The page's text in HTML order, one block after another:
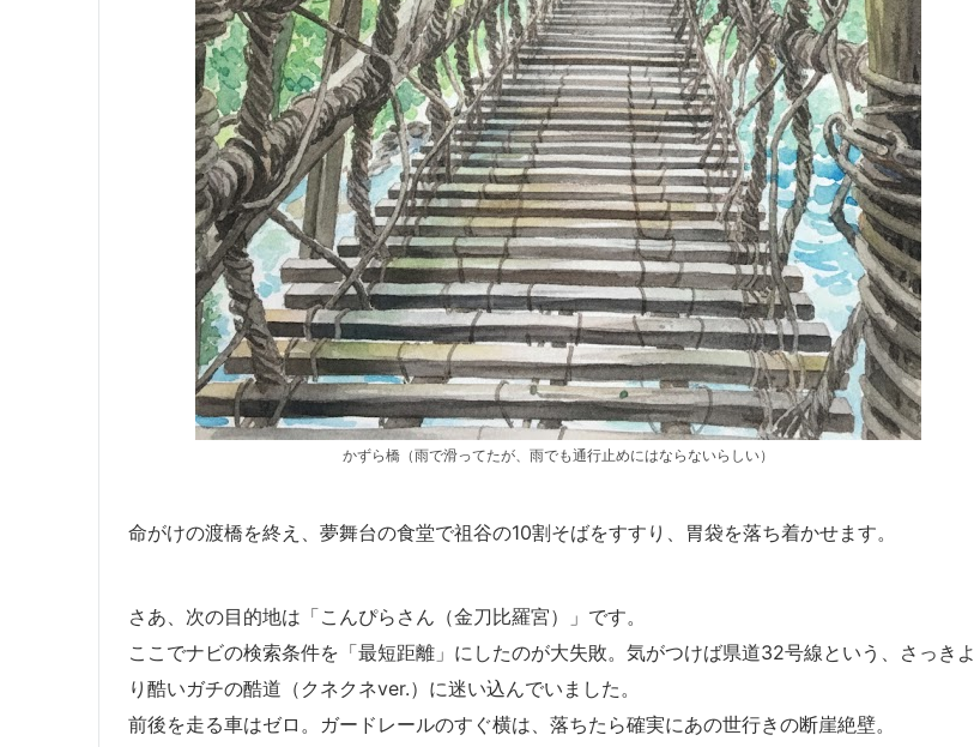
かずら橋（雨で滑ってたが、雨でも通行止めにはならないらしい）
命がけの渡橋を終え、夢舞台の食堂で祖谷の10割そばをすすり、胃袋を落ち着かせます。
さあ、次の目的地は「こんぴらさん（金刀比羅宮）」です。
ここでナビの検索条件を「最短距離」にしたのが大失敗。気がつけば県道32号線という、さっきよ
り酷いガチの酷道（クネクネver.）に迷い込んでいました。
前後を走る車はゼロ。ガードレールのすぐ横は、落ちたら確実にあの世行きの断崖絶壁。